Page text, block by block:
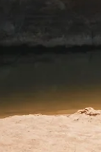
ととすること